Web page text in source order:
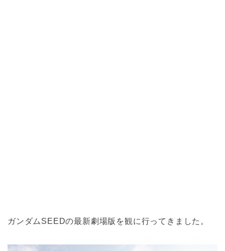
ガンダムSEEDの最新劇場版を観に行ってきました。